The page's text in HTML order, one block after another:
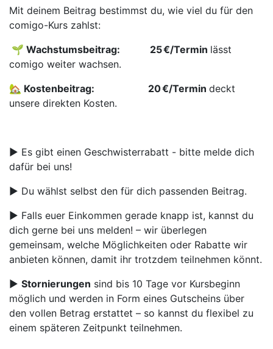
Mit deinem Beitrag bestimmst du, wie viel du für den
comigo-Kurs zahlst:
🌱 Wachstumsbeitrag: ​ ​
​25 €/Termin lässt
comigo weiter wachsen.
🏡 Kostenbeitrag:
​20 €/Termin deckt
unsere direkten Kosten.
▶️ Es gibt einen Geschwisterrabatt - bitte melde dich
dafür bei uns!
▶️ Du wählst selbst den für dich passenden Beitrag.
▶️ Falls euer Einkommen gerade knapp ist, kannst du
dich gerne bei uns melden! – wir überlegen
gemeinsam, welche Möglichkeiten oder Rabatte wir
anbieten können, damit ihr trotzdem teilnehmen könnt.
▶️ Stornierungen sind bis 10 Tage vor Kursbeginn
möglich und werden in Form eines Gutscheins über
den vollen Betrag erstattet – so kannst du flexibel zu
einem späteren Zeitpunkt teilnehmen.